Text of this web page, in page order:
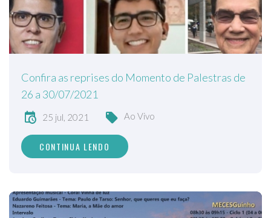
Confira as reprises do Momento de Palestras de
26 a 30/07/2021
25 jul, 2021 Ao Vivo
CONTINUA LENDO